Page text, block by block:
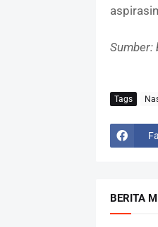
Sumber:
Tags
BERITA